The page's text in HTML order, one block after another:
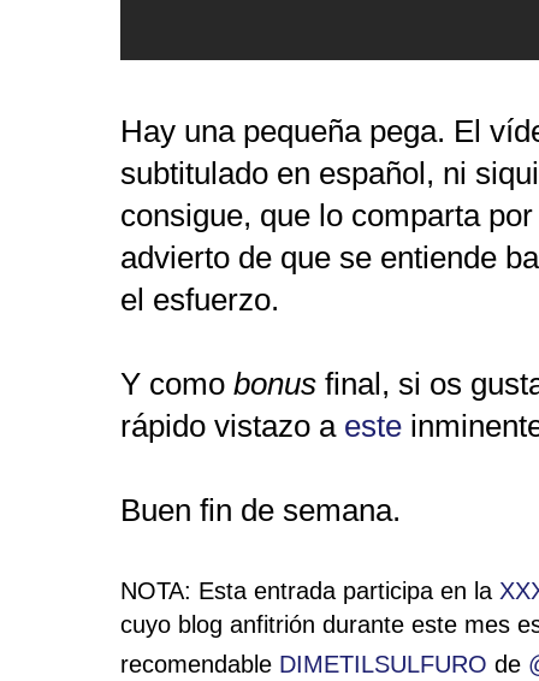
Hay una pequeña pega. El
subtitulado en español, ni
consigue, que lo comparta
advierto de que se entiende
el esfuerzo.
Y como bonus final, si os
rápido vistazo a este
Buen fin de semana.
NOTA: Esta entrada participa en la
cuyo blog anfitrión durante este mes
recomendable DIMETILSULFURO de